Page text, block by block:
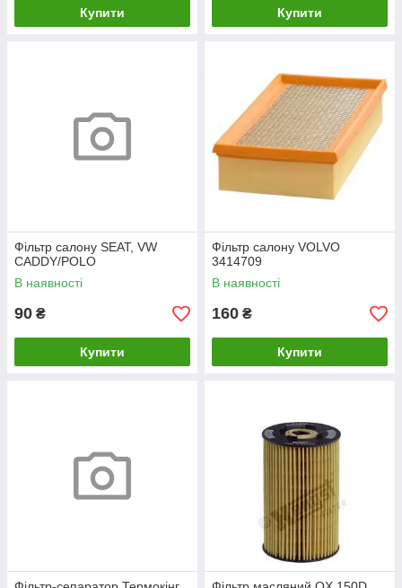
Купити Купити
Фільтр салону SEAT, VW
CADDY/POLO
В наявності
90 ₴
Купити
Фільтр салону VOLVO
3414709
В наявності
160 ₴
Купити